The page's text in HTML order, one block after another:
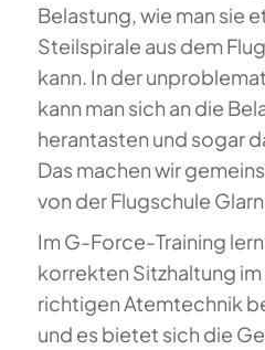
Belastung, wie man sie
Steilspirale aus dem
kann. In der
kann man sich an die
herantasten und sogar
Das machen wir
von der Flugschule
Im G-Force-Training
korrekten Sitzhaltung im
richtigen Atemtechnik
und es bietet sich die